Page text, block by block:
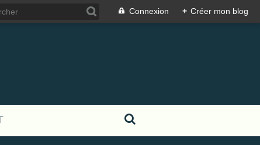
Connexion + Créer mon blog